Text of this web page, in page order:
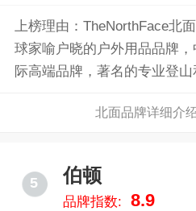
上榜理由：TheNorthFace北
球家喻户晓的户外用品品牌
际高端品牌，著名的专业登山
北面品牌详细介
5 伯顿
品牌指数: 8.9